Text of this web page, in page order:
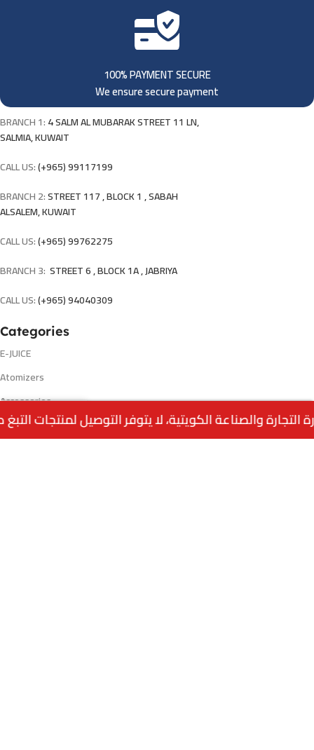
100% PAYMENT SECURE
We ensure secure payment
BRANCH 1:4 SALM AL MUBARAK STREET 11 LN,
SALMIA, KUWAIT
CALL US:(+965) 99117199
BRANCH 2:STREET 117 , BLOCK 1 , SABAH
ALSALEM, KUWAIT
CALL US:(+965) 99762275
BRANCH 3: STREET 6 , BLOCK 1A , JABRIYA
CALL US:(+965) 94040309
Categories
E-JUICE
Atomizers
Accessories
Disposable
MenuHomeWishlistCartcall us